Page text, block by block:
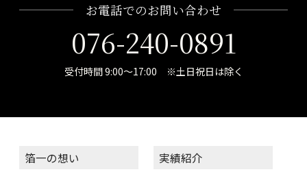
お電話でのお問い合わせ
076-240-0891
受付時間 9:00～17:00 ※土日祝日は除く
箔一の想い 実績紹介